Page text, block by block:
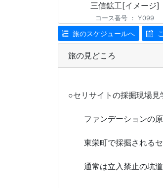
三信鉱工[イメー
コース番号 ： Y099
旅のスケジュールへ
旅の見どころ
○セリサイトの採掘現場見
ファンデーションの原
東栄町で採掘されるセ
通常は立入禁止の坑道